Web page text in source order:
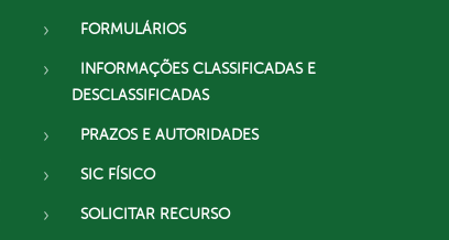
FORMULÁRIOS
INFORMAÇÕES CLASSIFICADAS E
DESCLASSIFICADAS
PRAZOS E AUTORIDADES
SIC FÍSICO
SOLICITAR RECURSO